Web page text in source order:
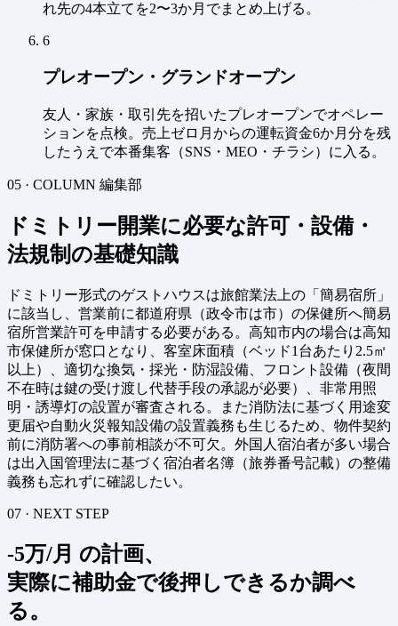
れ先の4本立てを2〜3か月でまとめ上げる。
6
プレオープン・グランドオープン
友人・家族・取引先を招いたプレオープンでオペレー
ションを点検。売上ゼロ月からの運転資金6か月分を残
したうえで本番集客（SNS・MEO・チラシ）に入る。
05 · COLUMN 編集部
ドミトリー開業に必要な許可・設備・
法規制の基礎知識
ドミトリー形式のゲストハウスは旅館業法上の「簡易宿所」
に該当し、営業前に都道府県（政令市は市）の保健所へ簡易
宿所営業許可を申請する必要がある。高知市内の場合は高知
市保健所が窓口となり、客室床面積（ベッド1台あたり2.5㎡
以上）、適切な換気・採光・防湿設備、フロント設備（夜間
不在時は鍵の受け渡し代替手段の承認が必要）、非常用照
明・誘導灯の設置が審査される。また消防法に基づく用途変
更届や自動火災報知設備の設置義務も生じるため、物件契約
前に消防署への事前相談が不可欠。外国人宿泊者が多い場合
は出入国管理法に基づく宿泊者名簿（旅券番号記載）の整備
義務も忘れずに確認したい。
07 · NEXT STEP
-5万/月 の計画、
実際に補助金で後押しできるか調べ
る。